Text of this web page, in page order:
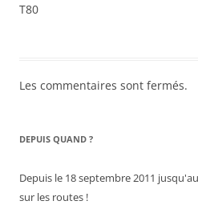
T80
Les commentaires sont fermés.
DEPUIS QUAND ?
Depuis le 18 septembre 2011
sur les routes !